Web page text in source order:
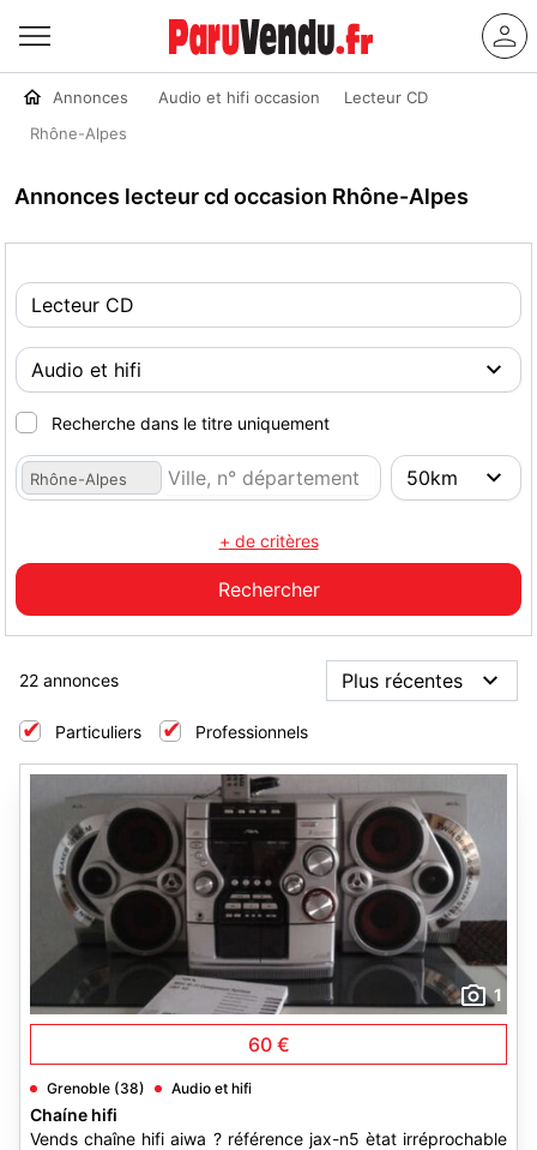
Annonces Audio et hifi occasion
Lecteur CD
Rhône-Alpes
Annonces lecteur cd occasion Rhône-Alpes
Recherche dans le titre uniquement
Rhône-Alpes
+ de critères
22 annonces
Particuliers Professionnels
1
60 €
Grenoble (38) Audio et hifi
Chaíne hifi
Vends chaîne hifi aiwa ? référence jax-n5 ètat irréprochable